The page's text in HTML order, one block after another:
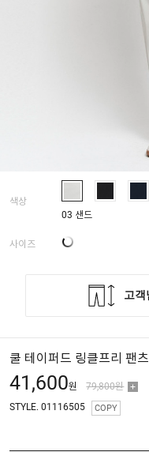
색상
03 샌드
사이즈
쿨 테이퍼드 링클프리 팬츠
41,600원 79,800원
STYLE. 01116505 COPY